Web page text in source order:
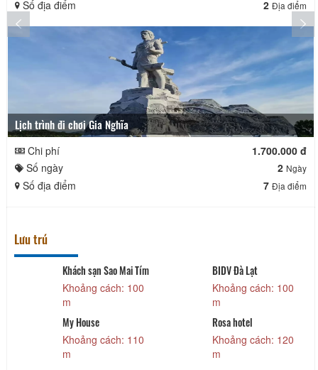
Số địa điểm 2 Địa điểm
Lịch trình đi chơi Gia Nghĩa
Chi phí
1.700.000 đ
Số ngày
2 Ngày
Số địa điểm 7 Địa điểm
Lưu trú
Khách sạn Sao Mai Tím
Khoảng cách: 100
m
BIDV Đà Lạt
Khoảng cách: 100
m
My House
Khoảng cách: 110
m
Rosa hotel
Khoảng cách: 120
m